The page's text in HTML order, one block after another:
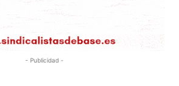
- Publicidad -